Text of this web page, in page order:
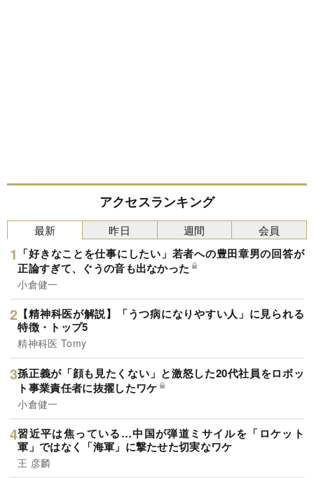
アクセスランキング
最新
「好きなことを仕事にしたい」若者への豊田章男の回答が
正論すぎて、ぐうの音も出なかった
小倉健一
【精神科医が解説】「うつ病になりやすい人」に見られる
特徴・トップ5
精神科医 Tomy
孫正義が「顔も見たくない」と激怒した20代社員をロボッ
ト事業責任者に抜擢したワケ
小倉健一
習近平は焦っている…中国が弾道ミサイルを「ロケット
軍」ではなく「海軍」に撃たせた切実なワケ
王 彦麟
昨日 週間 会員